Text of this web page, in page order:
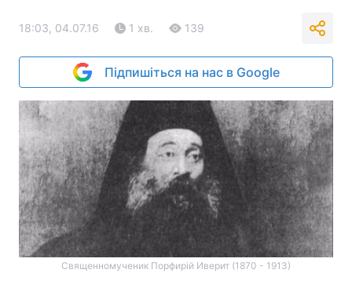
18:03, 04.07.16 1 хв. 139
Підпишіться на нас в Google
Священномученик Порфирій Иверит (1870 - 1913)